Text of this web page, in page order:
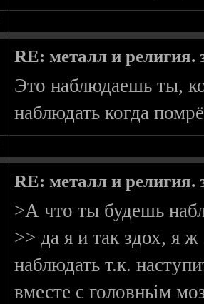
RE: металл и религия.
Это наблюдаешь ты,
наблюдать когда
RE: металл и религия.
>А что ты будешь
>> да я и так здох, я
наблюдать т.к.
вместе с головньім